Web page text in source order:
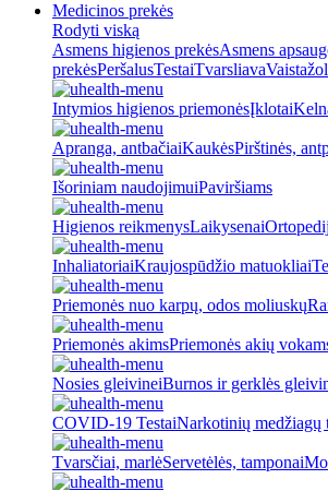
Medicinos prekės
Rodyti viską
Asmens higienos prekėsAsmens
prekėsPeršalusTestaiTvarsliava
Intymios higienos priemonėsĮklotai
Apranga, antbačiaiKaukėsPirštinės,
Išoriniam naudojimuiPaviršiams
Higienos reikmenysLaikysenai
InhaliatoriaiKraujospūdžio matuokliai
Priemonės nuo karpų, odos moliuskų
Priemonės akimsPriemonės akių
Nosies gleivineiBurnos ir gerklės
COVID-19 TestaiNarkotinių medžiagų
Tvarsčiai, marlėServetėlės, tamponai